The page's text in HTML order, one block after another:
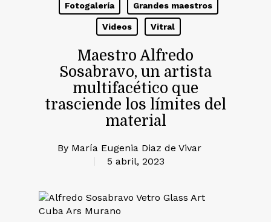
Fotogalería Grandes maestros
Videos Vitral
Maestro Alfredo
Sosabravo, un artista
multifacético que
trasciende los límites del
material
By María Eugenia Diaz de Vivar
5 abril, 2023